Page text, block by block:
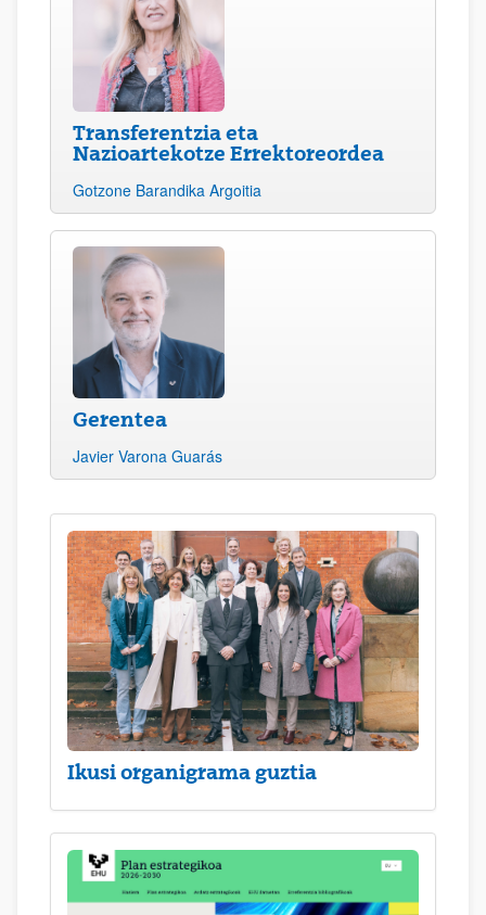
Transferentzia eta
Nazioartekotze Errektoreordea
Gotzone Barandika Argoitia
Gerentea
Javier Varona Guarás
Ikusi organigrama guztia